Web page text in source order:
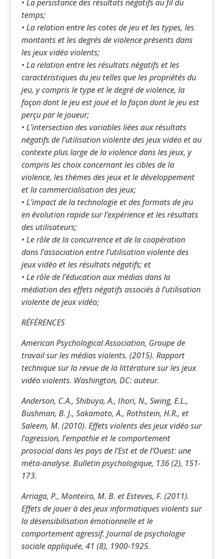
• La persistance des résultats négatifs au fil du
temps;
• La relation entre les cotes de jeu et les types, les
montants et les degrés de violence présents dans
les jeux vidéo violents;
• La relation entre les résultats négatifs et les
caractéristiques du jeu telles que les propriétés du
jeu, y compris le type et le degré de violence, la
façon dont le jeu est joué et la façon dont le jeu est
perçu par le joueur;
• L’intersection des variables liées aux résultats
négatifs de l’utilisation violente des jeux vidéo et au
contexte plus large de la violence dans les jeux, y
compris les choix concernant les cibles de la
violence, les thèmes des jeux et le développement
et la commercialisation des jeux;
• L’impact de la technologie et des formats de jeu
en évolution rapide sur l’expérience et les résultats
des utilisateurs;
• Le rôle de la concurrence et de la coopération
dans l’association entre l’utilisation violente des
jeux vidéo et les résultats négatifs; et
• Le rôle de l’éducation aux médias dans la
médiation des effets négatifs associés à l’utilisation
violente de jeux vidéo;
RÉFÉRENCES
American Psychological Association, Groupe de
travail sur les médias violents. (2015). Rapport
technique sur la revue de la littérature sur les jeux
vidéo violents. Washington, DC: auteur.
Anderson, C.A., Shibuya, A., Ihori, N., Swing, E.L.,
Bushman, B. J., Sakamoto, A., Rothstein, H.R., et
Saleem, M. (2010). Effets violents des jeux vidéo sur
l’agression, l’empathie et le comportement
prosocial dans les pays de l’Est et de l’Ouest: une
méta-analyse. Bulletin psychologique, 136 (2), 151-
173.
Arriaga, P., Monteiro, M. B. et Esteves, F. (2011).
Effets de jouer à des jeux informatiques violents sur
la désensibilisation émotionnelle et le
comportement agressif. Journal de psychologie
sociale appliquée, 41 (8), 1900-1925.